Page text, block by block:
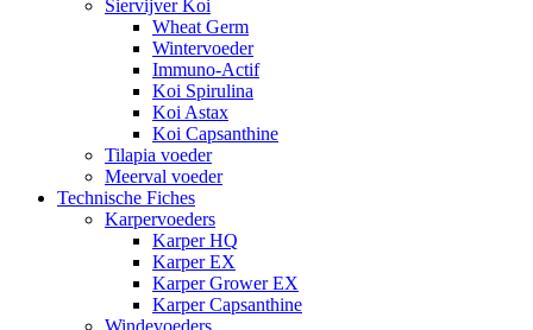
Siervijver Koi
Wheat Germ
Wintervoeder
Immuno-Actif
Koi Spirulina
Koi Astax
Koi Capsanthine
Tilapia voeder
Meerval voeder
Technische Fiches
Karpervoeders
Karper HQ
Karper EX
Karper Grower EX
Karper Capsanthine